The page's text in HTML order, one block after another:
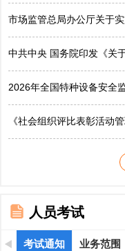
《社会组织评比表彰活动
人员考试
考试通知 业务范围